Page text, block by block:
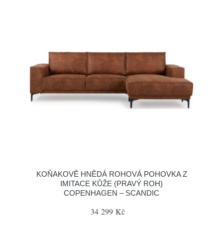
KOŇAKOVĚ HNĚDÁ ROHOVÁ POHOVKA Z
IMITACE KŮŽE (PRAVÝ ROH)
COPENHAGEN – SCANDIC
34 299 Kč